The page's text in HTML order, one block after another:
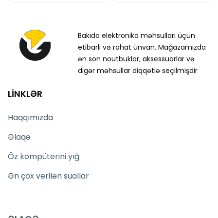
Bakıda elektronika məhsulları üçün
etibarlı və rahat ünvan. Mağazamızda
ən son noutbuklar, aksessuarlar və
digər məhsullar diqqətlə seçilmişdir
LİNKLƏR
Haqqımızda
Əlaqə
Öz kompüterini yığ
Ən çox verilən suallar